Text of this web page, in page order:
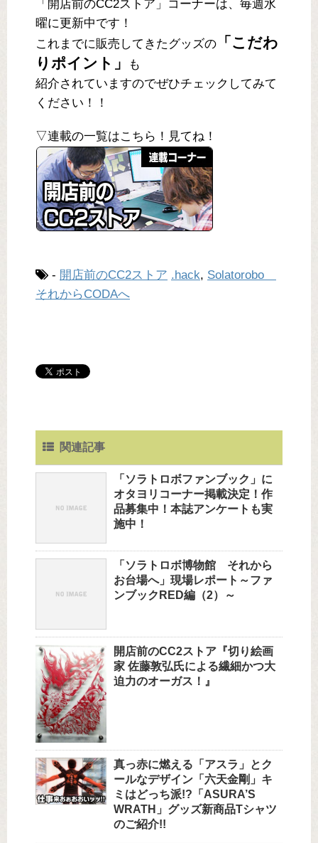
「開店前のCC2ストア」コーナーは、毎週水
曜に更新中です！
これまでに販売してきたグッズの
「こだわ
りポイント」
も
紹介されていますのでぜひチェックしてみて
ください！！
▽連載の一覧はこちら！見てね！
- 開店前のCC2ストア .hack, Solatorobo
それからCODAへ
関連記事
「ソラトロボファンブック」に
オタヨリコーナー掲載決定！作
品募集中！本誌アンケートも実
施中！
「ソラトロボ博物館 それから
お台場へ」現場レポート～ファ
ンブックRED編（2）～
開店前のCC2ストア『切り絵画
家 佐藤敦弘氏による繊細かつ大
迫力のオーガス！』
真っ赤に燃える「アスラ」とク
ールなデザイン「六天金剛」キ
ミはどっち派!?「ASURA’S
WRATH」グッズ新商品Tシャツ
のご紹介!!